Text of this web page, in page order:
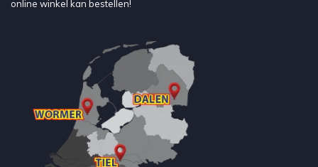
online winkel kan bestellen!